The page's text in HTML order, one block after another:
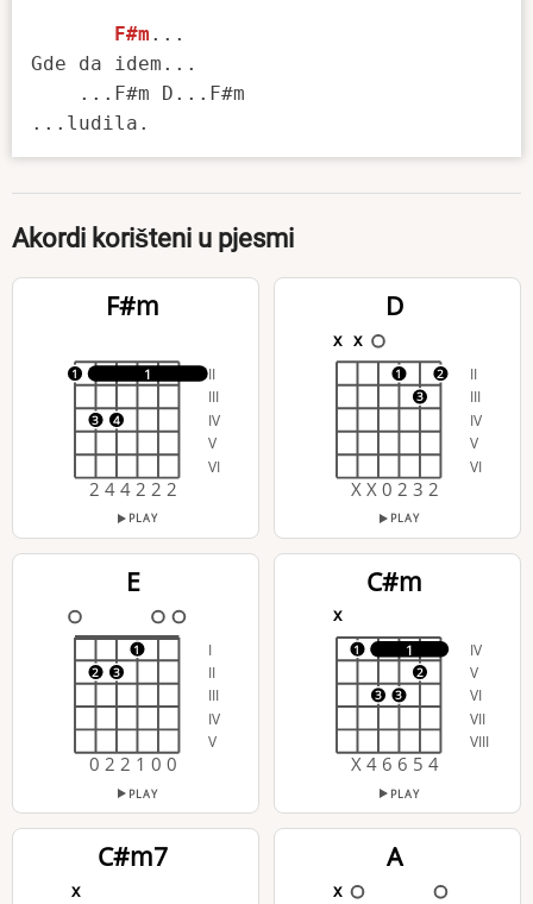
F#m ...
Gde da idem...
    ...F#m D...F#m
Akordi korišteni u pjesmi
F#m
II
III
IV
V
VI
1
1
3 4
2 4 4 2 2 2
PLAY
D
x x
II
III
IV
V
VI
1
3
2
X X 0 2 3 2
PLAY
E
I
II
III
IV
V
2 3
1
0 2 2 1 0 0
PLAY
C#m
x
IV
V
VI
VII
VIII
1
1
3 3
2
X 4 6 6 5 4
PLAY
C#m7
x
A
x